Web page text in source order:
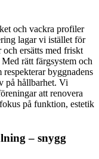
och vackra profiler
lagar vi istället för
ersätts med friskt
rätt färgsystem och
byggnadens
på hållbarhet. Vi
att renovera
på funktion, estetik
– snygg